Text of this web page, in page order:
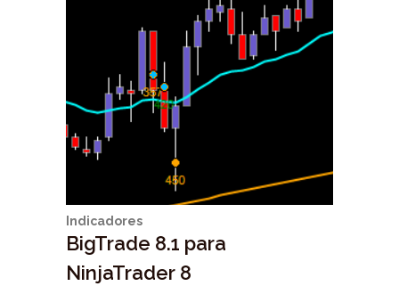
Indicadores
BigTrade 8.1 para
NinjaTrader 8